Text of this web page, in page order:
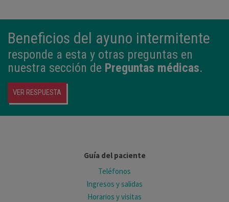
Beneficios del ayuno intermitente
responde a esta y otras preguntas en
nuestra sección de Preguntas médicas.
VER RESPUESTA
Guía del paciente
Teléfonos
Ingresos y salidas
Horarios y visitas